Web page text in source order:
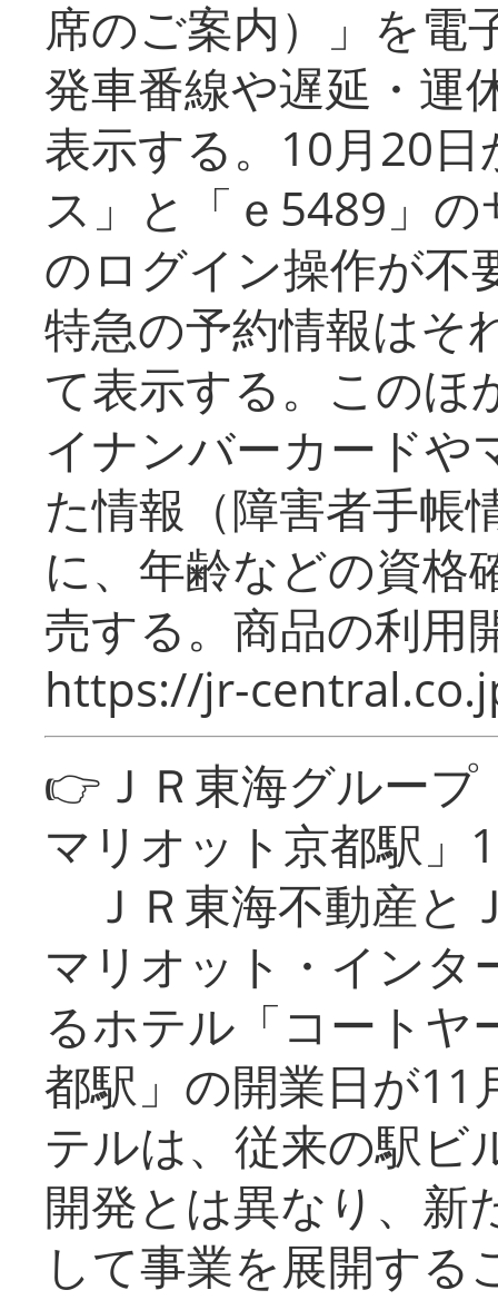
席のご案内）」を電
発車番線や遅延・運
表示する。10月20
ス」と「ｅ5489」
のログイン操作が不
特急の予約情報はそ
て表示する。このほ
イナンバーカードや
た情報（障害者手帳
に、年齢などの資格
売する。商品の利用
https://jr-
👉ＪＲ東海グルー
マリオット京都駅」
ＪＲ東海不動産と
マリオット・インタ
るホテル「コートヤ
都駅」の開業日が11
テルは、従来の駅ビ
開発とは異なり、新
して事業を展開する